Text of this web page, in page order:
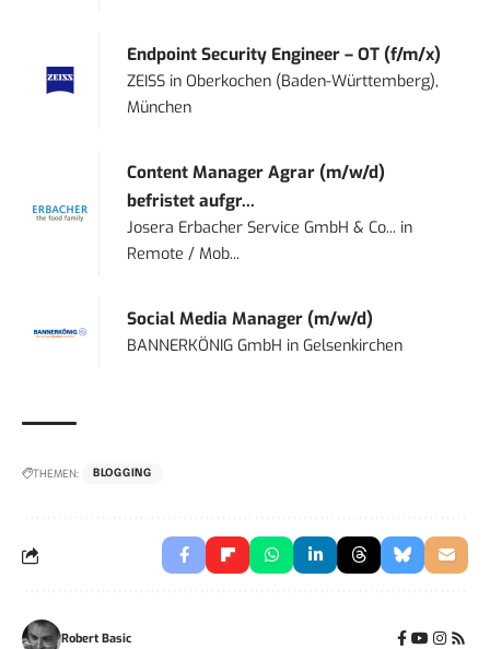
Endpoint Security Engineer – OT (f/m/x)
ZEISS inOberkochen (Baden-Württemberg),
München
Content Manager Agrar (m/w/d)
befristet aufgr...
Josera Erbacher Service GmbH & Co... in
Remote / Mob...
Social Media Manager (m/w/d)
BANNERKÖNIG GmbH inGelsenkirchen
THEMEN: BLOGGING
Robert Basic